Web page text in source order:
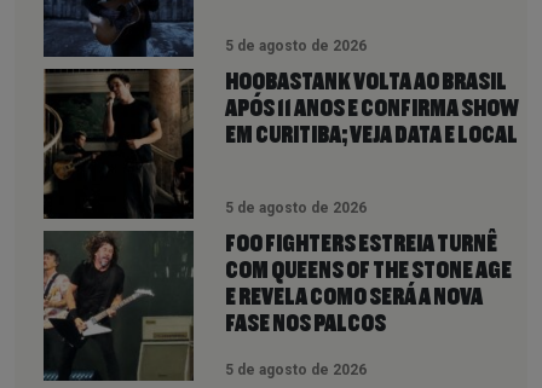
5 de agosto de 2026
HOOBASTANK VOLTA AO BRASIL
APÓS 11 ANOS E CONFIRMA SHOW
EM CURITIBA; VEJA DATA E LOCAL
5 de agosto de 2026
FOO FIGHTERS ESTREIA TURNÊ
COM QUEENS OF THE STONE AGE
E REVELA COMO SERÁ A NOVA
FASE NOS PALCOS
5 de agosto de 2026